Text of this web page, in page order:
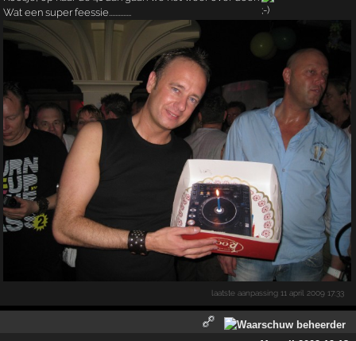
laatste aanpassing 11 april 2009 17:33
11 april 2009 19:13
Hehe...ben nu pas bijgekomen....Wat een verjaardags Party was dit...!!!!!
.....Die Ome Koos 40 jaar geworden...Alles was gewoon leuk....heerlijk....Koos
en José bedankt voor een hele fijne avond....en uiteraard niet te vergeten
aal DJ`s die belangeloos meededen om dit tot een mooi feest te
maken.....Thanks Allemaal...!!!!!!!!!!